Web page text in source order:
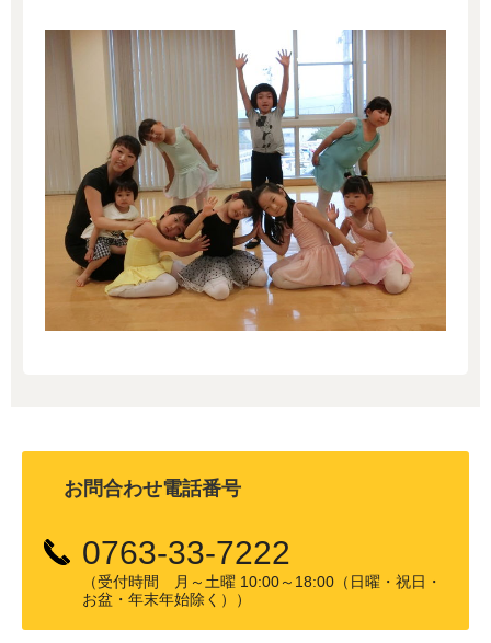
お問合わせ電話番号
0763-33-7222
（受付時間 月～土曜 10:00～18:00（日曜・祝日・
お盆・年末年始除く））